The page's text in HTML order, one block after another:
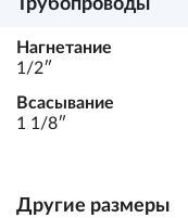
Трубопроводы
Нагнетание
1/2ʺ
Всасывание
1 1/8ʺ
Другие размеры